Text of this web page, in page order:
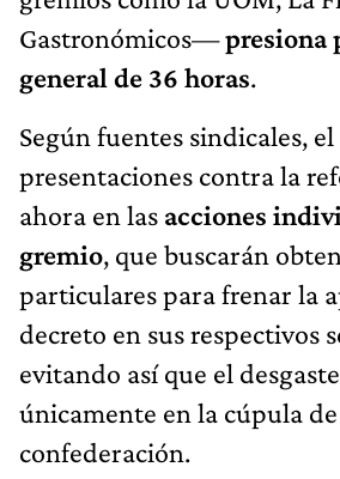
Gastronómicos—presiona
general de 36 horas.
Según fuentes sindicales, el
presentaciones contra la
ahora en las acciones
gremio, que buscarán
particulares para frenar la
decreto en sus respectivos
evitando así que el
únicamente en la cúpula
confederación.